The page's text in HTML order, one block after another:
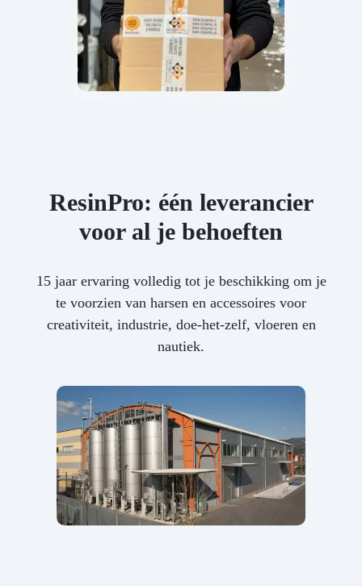
ResinPro: één leverancier
voor al je behoeften
15 jaar ervaring volledig tot je beschikking om je
te voorzien van harsen en accessoires voor
creativiteit, industrie, doe-het-zelf, vloeren en
nautiek.